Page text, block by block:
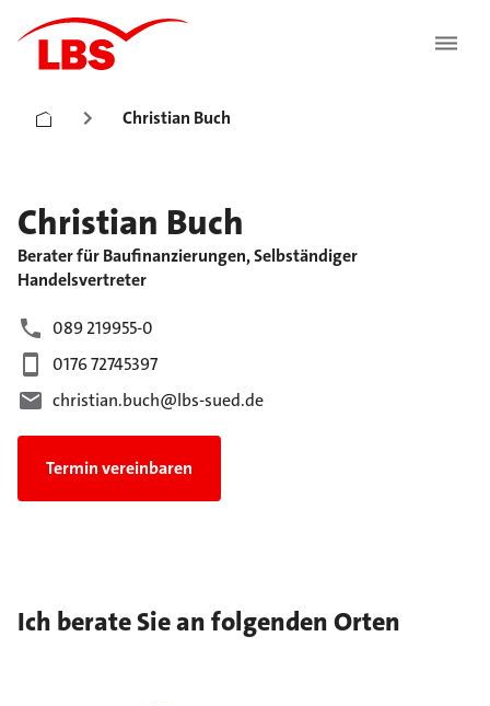
Christian Buch
Christian Buch
Berater für Baufinanzierungen, Selbständiger
Handelsvertreter
089 219955-0
0176 72745397
christian.buch@lbs-sued.de
Termin vereinbaren
Ich berate Sie an folgenden Orten